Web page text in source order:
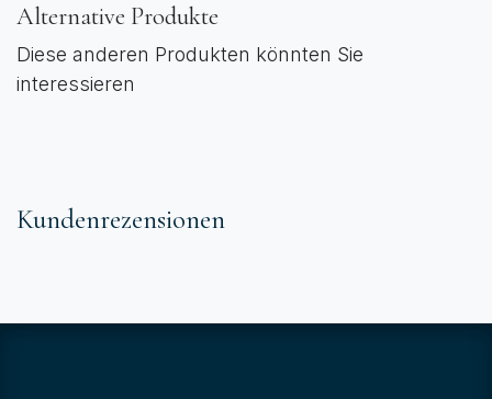
Alternative Produkte
Diese anderen Produkten könnten Sie
interessieren
Kundenrezensionen